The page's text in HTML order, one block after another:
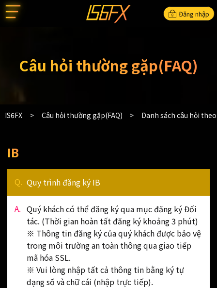
Đăng nhập
Câu hỏi thường gặp(FAQ)
IS6FX Câu hỏi thường gặp(FAQ) Danh sách câu hỏi
IB
Quy trình đăng ký IB
Quý khách có thể đăng ký qua mục đăng ký Đối
tác. (Thời gian hoàn tất đăng ký khoảng 3 phút)
※ Thông tin đăng ký của quý khách được bảo vệ
trong môi trường an toàn thông qua giao tiếp
mã hóa SSL.
※ Vui lòng nhập tất cả thông tin bằng ký tự
dạng số và chữ cái (nhập trực tiếp).